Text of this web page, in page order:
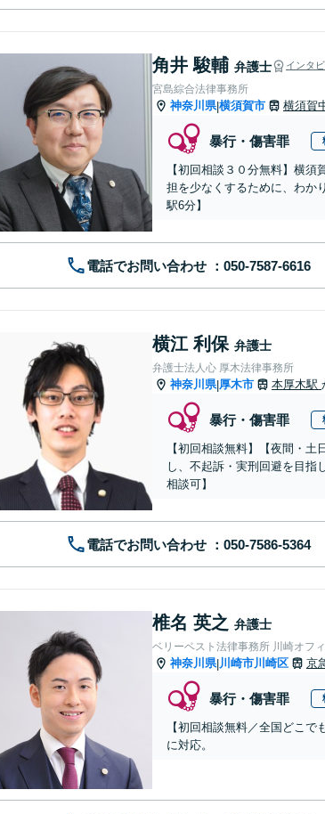
角井 駿輔 弁護士 インタ
宮島綜合法律事務所
神奈川県|横須賀市 横須賀
暴行・傷害罪
【初回相談３０分無料】横
担を少なくするために、わか
駅6分】
電話でお問い合わせ
横江 利保 弁護士
弁護士法人心 厚木法律事務所
神奈川県|厚木市 本厚木駅
暴行・傷害罪
【初回相談無料】【夜間・
し、不起訴・実刑回避を目指
相談可】
電話でお問い合わせ
椎名 英之 弁護士
ベリーベスト法律事務所 川崎オフ
神奈川県|川崎市川崎区 京
暴行・傷害罪
【初回相談無料／全国どこ
に対応。